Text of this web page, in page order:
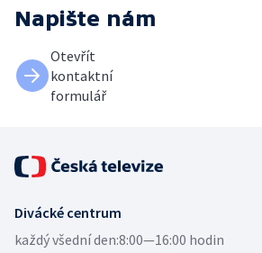
Napište nám
Otevřít
kontaktní
formulář
Divácké centrum
každý všední den:8:00—16:00 hodin